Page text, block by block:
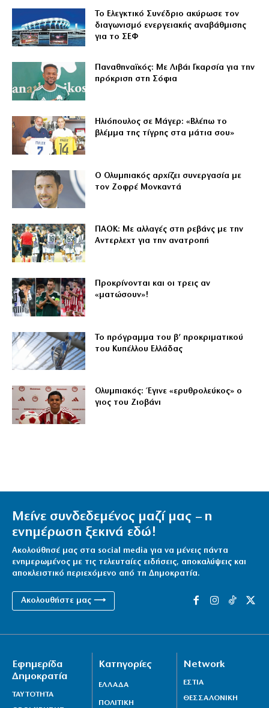
Το Ελεγκτικό Συνέδριο ακύρωσε τον
διαγωνισμό ενεργειακής αναβάθμισης
για το ΣΕΦ
Παναθηναϊκός: Με Λιβάι Γκαρσία για την
πρόκριση στη Σόφια
Ηλιόπουλος σε Μάγερ: «Βλέπω το
βλέμμα της τίγρης στα μάτια σου»
Ο Ολυμπιακός αρχίζει συνεργασία με
τον Ζοφρέ Μονκαντά
ΠΑΟΚ: Με αλλαγές στη ρεβάνς με την
Αντερλεχτ για την ανατροπή
Προκρίνονται και οι τρεις αν
«ματώσουν»!
Το πρόγραμμα του β’ προκριματικού
του Κυπέλλου Ελλάδας
Ολυμπιακός: Έγινε «ερυθρολεύκος» ο
γιος του Ζιοβάνι
Μείνε συνδεδεμένος μαζί μας – η
ενημέρωση ξεκινά εδώ!
Ακολούθησέ μας στα social media για να μένεις πάντα
ενημερωμένος με τις τελευταίες ειδήσεις, αποκαλύψεις και
αποκλειστικό περιεχόμενο από τη Δημοκρατία.
Ακολουθήστε μας ⟶
Εφημερίδα
Δημοκρατία
ΤΑΥΤΟΤΗΤΑ
Κατηγορίες
ΕΛΛΑΔΑ
ΠΟΛΙΤΙΚΗ
Network
ΕΣΤΙΑ
ΘΕΣΣΑΛΟΝΙΚΗ